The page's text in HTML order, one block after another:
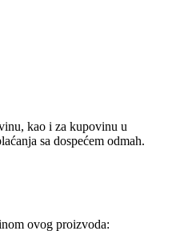
kao i za kupovinu u
sa dospećem odmah.
ovog proizvoda: